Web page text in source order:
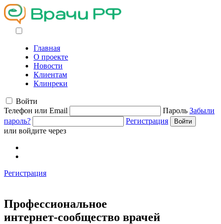
Главная
О проекте
Новости
Клиентам
Клинреки
Войти
Телефон или Email
Пароль Забыли
пароль?
Регистрация
или войдите через
Регистрация
Профессиональное
интернет-сообщество врачей